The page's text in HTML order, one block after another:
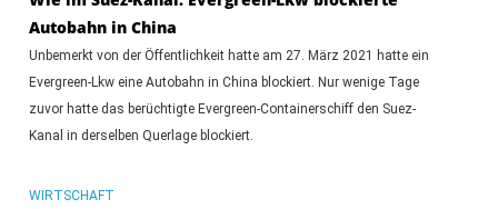
Autobahn in China
Unbemerkt von der Öffentlichkeit hatte am 27. März 2021 hatte ein
Evergreen-Lkw eine Autobahn in China blockiert. Nur wenige Tage
zuvor hatte das berüchtigte Evergreen-Containerschiff den Suez-
Kanal in derselben Querlage blockiert.
WIRTSCHAFT